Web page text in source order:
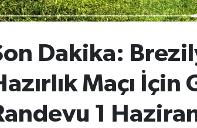
Dakika:
Maçı İçin
1